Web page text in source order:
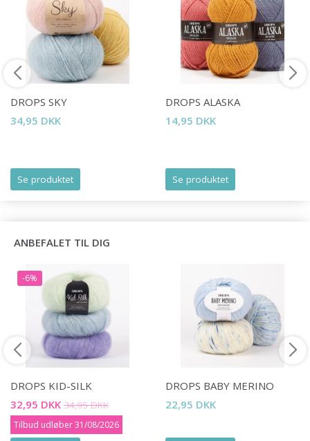
DROPS SKY
34,95 DKK
Se produktet
DROPS ALASKA
14,95 DKK
Se produktet
ANBEFALET TIL DIG
-6%
DROPS KID-SILK
32,95 DKK 34,95 DKK
Tilbud udløber 31/08/2026
DROPS BABY MERINO
22,95 DKK
Spar op til 50%
Bliv en del af vores garn-fællesskab